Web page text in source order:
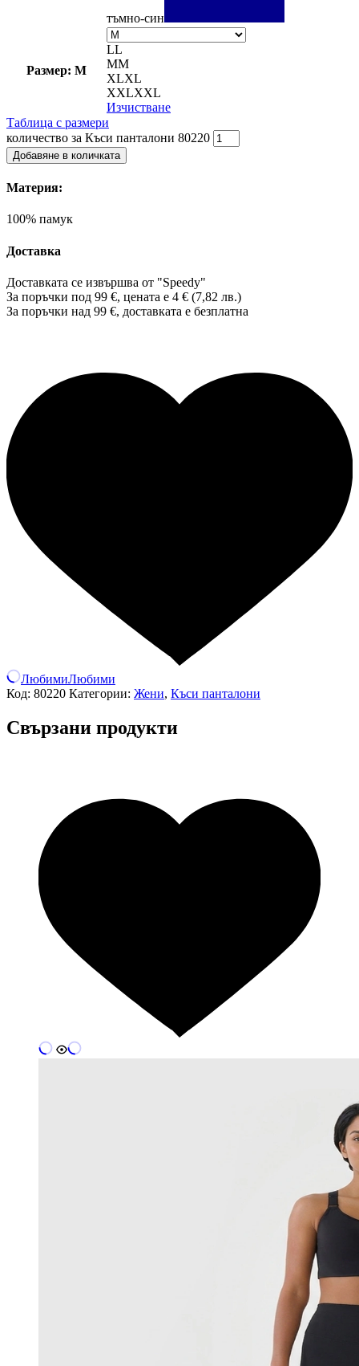
тъмно-син
Размер: M
LL
MM
XLXL
XXLXXL
Изчистване
Таблица с размери
количество за Къси панталони 80220
Добавяне в количката
Материя:
100% памук
Доставка
Доставката се извършва от "Speedy"
За поръчки под 99 €, цената е 4 € (7,82 лв.)
За поръчки над 99 €, доставката е безплатна
ЛюбимиЛюбими
Код: 80220 Категории: Жени, Къси панталони
Свързани продукти